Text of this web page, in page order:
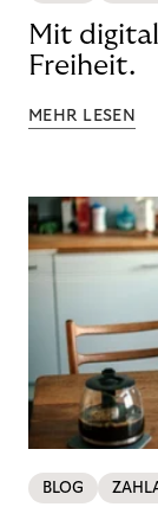
Mit
Freiheit.
MEHR LESEN
BLOG